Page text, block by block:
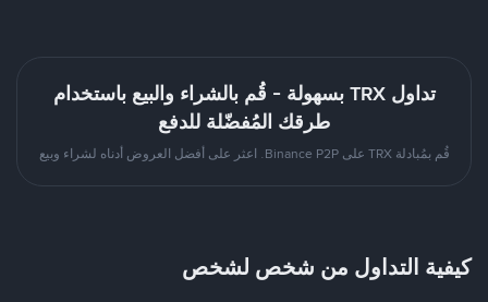
تداول TRX بسهولة - قُم بالشراء والبيع باستخدام
طرقك المُفضّلة للدفع
قُم بمُبادلة TRX على Binance P2P. اعثر على أفضل العروض أدناه لشراء وبيع
كيفية التداول من شخص لشخص